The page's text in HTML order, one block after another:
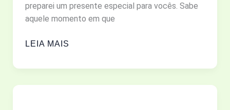
preparei um presente especial para vocês. Sabe
aquele momento em que
DICA
CINEMA:
LEIA MAIS